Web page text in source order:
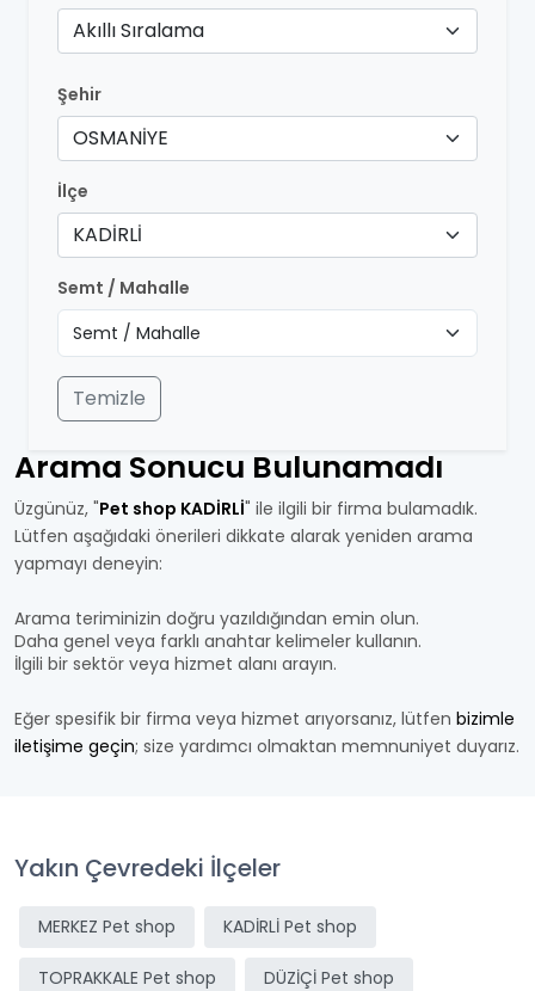
Akıllı Sıralama
Şehir
OSMANİYE
İlçe
KADİRLİ
Semt / Mahalle
Temizle
Arama Sonucu Bulunamadı
Üzgünüz, "Pet shop KADİRLİ" ile ilgili bir firma bulamadık.
Lütfen aşağıdaki önerileri dikkate alarak yeniden arama
yapmayı deneyin:
Arama teriminizin doğru yazıldığından emin olun.
Daha genel veya farklı anahtar kelimeler kullanın.
İlgili bir sektör veya hizmet alanı arayın.
Eğer spesifik bir firma veya hizmet arıyorsanız, lütfen bizimle
iletişime geçin; size yardımcı olmaktan memnuniyet duyarız.
Yakın Çevredeki İlçeler
MERKEZ Pet shop KADİRLİ Pet shop
TOPRAKKALE Pet shop DÜZİÇİ Pet shop